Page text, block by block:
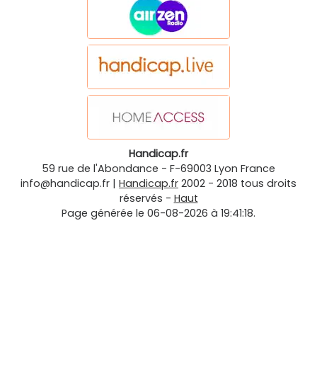
Handicap.fr
59 rue de l'Abondance - F-69003 Lyon France
info@handicap.fr | Handicap.fr 2002 - 2018 tous droits
réservés - Haut
Page générée le 06-08-2026 à 19:41:18.